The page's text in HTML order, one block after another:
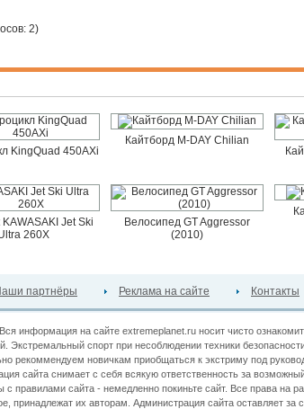
2)
KingQuad 450AXi
Кайтборд M-DAY Chilian
KAWASAKI Jet Ski
260X
Велосипед GT Aggressor
(2010)
партнёры Реклама на сайте Контакты
информация на сайте extremeplanet.ru носит чисто
Экстремальный спорт при несоблюдении техники
рекоммендуем новичкам приобщаться к экстриму под
сайта снимает с себя всякую ответственность за
с правилами сайта - немедленно покиньте сайт. Все права
принадлежат их авторам. Администрация сайта оставляет